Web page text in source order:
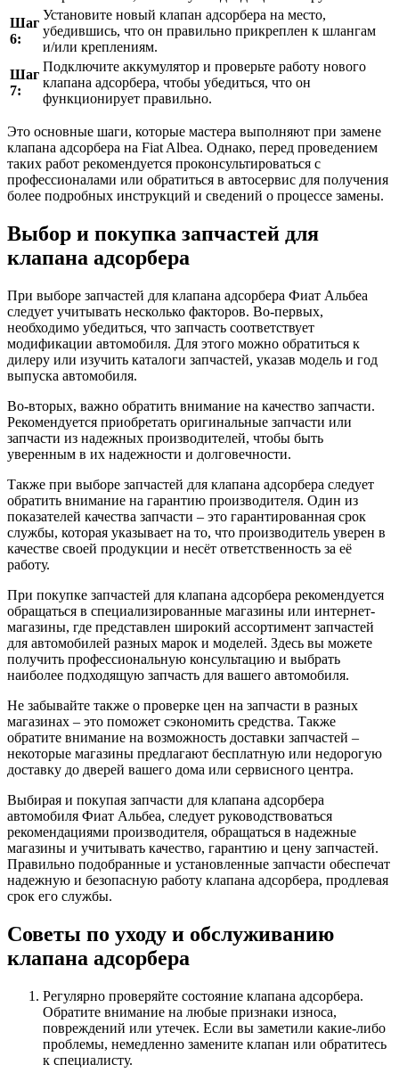
Шаг
6:
Установите новый клапан адсорбера на место,
убедившись, что он правильно прикреплен к шлангам
и/или креплениям.
Шаг
7:
Подключите аккумулятор и проверьте работу нового
клапана адсорбера, чтобы убедиться, что он
функционирует правильно.
Это основные шаги, которые мастера выполняют при замене
клапана адсорбера на Fiat Albea. Однако, перед проведением
таких работ рекомендуется проконсультироваться с
профессионалами или обратиться в автосервис для получения
более подробных инструкций и сведений о процессе замены.
Выбор и покупка запчастей для
клапана адсорбера
При выборе запчастей для клапана адсорбера Фиат Альбеа
следует учитывать несколько факторов. Во-первых,
необходимо убедиться, что запчасть соответствует
модификации автомобиля. Для этого можно обратиться к
дилеру или изучить каталоги запчастей, указав модель и год
выпуска автомобиля.
Во-вторых, важно обратить внимание на качество запчасти.
Рекомендуется приобретать оригинальные запчасти или
запчасти из надежных производителей, чтобы быть
уверенным в их надежности и долговечности.
Также при выборе запчастей для клапана адсорбера следует
обратить внимание на гарантию производителя. Один из
показателей качества запчасти – это гарантированная срок
службы, которая указывает на то, что производитель уверен в
качестве своей продукции и несёт ответственность за её
работу.
При покупке запчастей для клапана адсорбера рекомендуется
обращаться в специализированные магазины или интернет-
магазины, где представлен широкий ассортимент запчастей
для автомобилей разных марок и моделей. Здесь вы можете
получить профессиональную консультацию и выбрать
наиболее подходящую запчасть для вашего автомобиля.
Не забывайте также о проверке цен на запчасти в разных
магазинах – это поможет сэкономить средства. Также
обратите внимание на возможность доставки запчастей –
некоторые магазины предлагают бесплатную или недорогую
доставку до дверей вашего дома или сервисного центра.
Выбирая и покупая запчасти для клапана адсорбера
автомобиля Фиат Альбеа, следует руководствоваться
рекомендациями производителя, обращаться в надежные
магазины и учитывать качество, гарантию и цену запчастей.
Правильно подобранные и установленные запчасти обеспечат
надежную и безопасную работу клапана адсорбера, продлевая
срок его службы.
Советы по уходу и обслуживанию
клапана адсорбера
Регулярно проверяйте состояние клапана адсорбера.
Обратите внимание на любые признаки износа,
повреждений или утечек. Если вы заметили какие-либо
проблемы, немедленно замените клапан или обратитесь
к специалисту.